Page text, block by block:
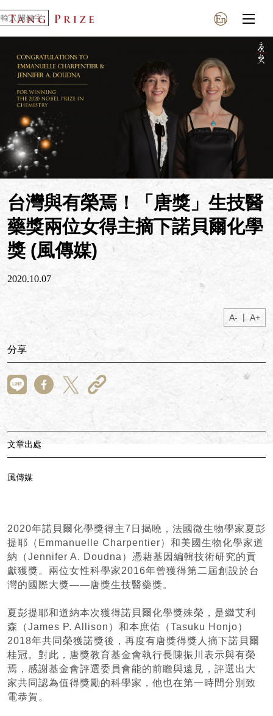
台灣與有榮焉！「唐獎」生技醫
藥獎兩位女得主摘下諾貝爾化學
獎 (風傳媒)
2020.10.07
A- | A+
分享
文章出處
風傳媒
2020年諾貝爾化學獎得主7日揭曉，法國微生物學家夏彭
提耶（Emmanuelle Charpentier）和美國生物化學家道
納（Jennifer A. Doudna）憑藉基因編輯技術研究的貢
獻獲獎。兩位女性科學家2016年曾獲得第二屆創設於台
灣的國際大獎——唐獎生技醫藥獎。
夏彭提耶和道納本次獲得諾貝爾化學獎殊榮，是繼艾利
森（James P. Allison）和本庶佑（Tasuku Honjo）
2018年共同榮獲諾獎後，再度有唐獎得獎人摘下諾貝爾
桂冠。對此，唐獎教育基金會執行長陳振川表示與有榮
焉，感謝基金會評選委員會能的前瞻與遠見，評選出大
家共同認為值得獎勵的科學家，他也在第一時間分別致
電恭賀。